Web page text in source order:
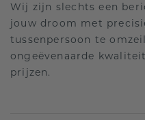
Wij zijn slechts een
jouw droom met
tussenpersoon te
ongeëvenaarde
prijzen.